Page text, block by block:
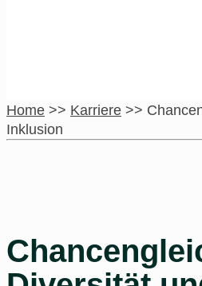
Home >> Karriere >>
Inklusion